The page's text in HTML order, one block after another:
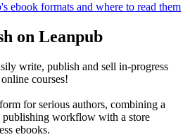
ebook formats and where to read them
on Leanpub
write, publish and sell in-progress
courses!
for serious authors, combining a
publishing workflow with a store
ebooks.